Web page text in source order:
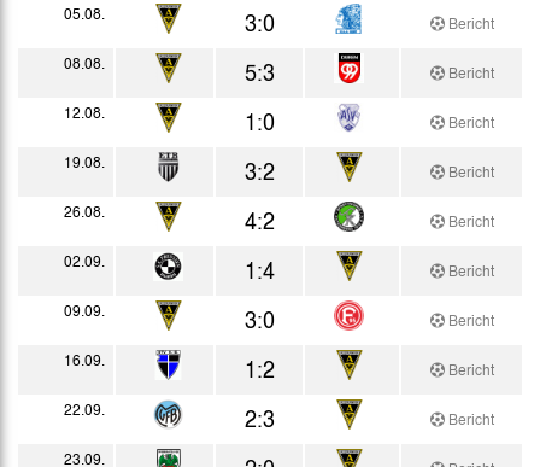
05.08.
3:0
Bericht
08.08.
5:3
Bericht
12.08.
1:0
Bericht
19.08.
3:2
Bericht
26.08.
4:2
Bericht
02.09.
1:4
Bericht
09.09.
3:0
Bericht
16.09.
1:2
Bericht
22.09.
2:3
Bericht
23.09.